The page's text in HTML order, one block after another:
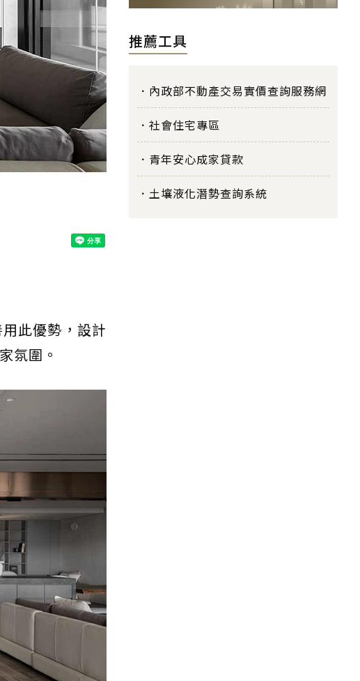
此優勢，設計
氛圍。
推薦工具
內政部不動產交易實價查詢服務網
社會住宅專區
青年安心成家貸款
土壤液化潛勢查詢系統